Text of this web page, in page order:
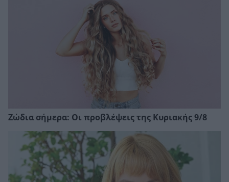
Ζώδια σήμερα: Οι προβλέψεις της Κυριακής 9/8